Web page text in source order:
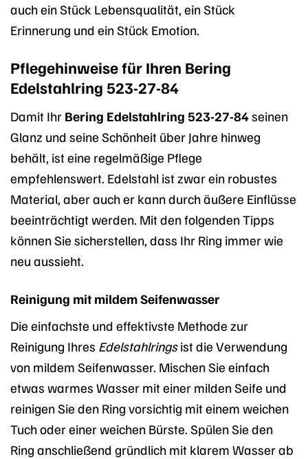
auch ein Stück Lebensqualität, ein Stück
Erinnerung und ein Stück Emotion.
Pflegehinweise für Ihren Bering
Edelstahlring 523-27-84
Damit Ihr Bering Edelstahlring 523-27-84seinen
Glanz und seine Schönheit über Jahre hinweg
behält, ist eine regelmäßige Pflege
empfehlenswert. Edelstahl ist zwar ein robustes
Material, aber auch er kann durch äußere Einflüsse
beeinträchtigt werden. Mit den folgenden Tipps
können Sie sicherstellen, dass Ihr Ring immer wie
neu aussieht.
Reinigung mit mildem Seifenwasser
Die einfachste und effektivste Methode zur
Reinigung Ihres Edelstahlringsist die Verwendung
von mildem Seifenwasser. Mischen Sie einfach
etwas warmes Wasser mit einer milden Seife und
reinigen Sie den Ring vorsichtig mit einem weichen
Tuch oder einer weichen Bürste. Spülen Sie den
Ring anschließend gründlich mit klarem Wasser ab